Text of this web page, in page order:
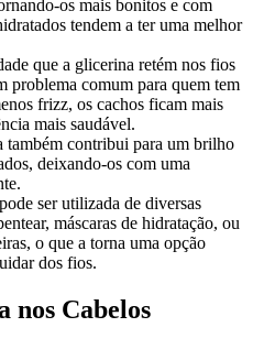
os mais bonitos e com
tendem a ter uma melhor
que a glicerina retém nos fios
problema comum para quem tem
frizz, os cachos ficam mais
mais saudável.
também contribui para um brilho
deixando-os com uma
ser utilizada de diversas
máscaras de hidratação, ou
o que a torna uma opção
dos fios.
nos Cabelos